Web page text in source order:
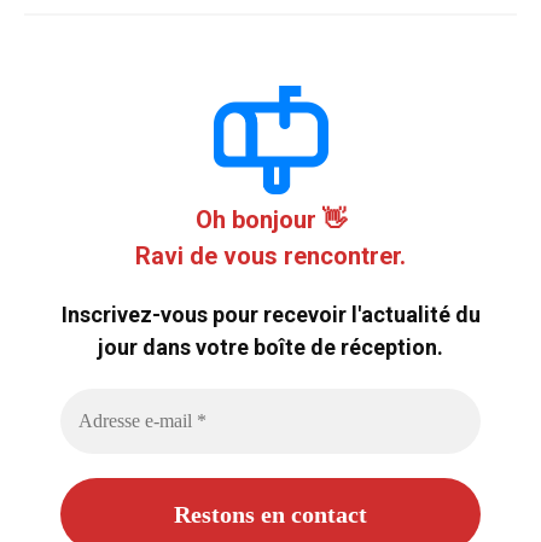
Oh bonjour 👋
Ravi de vous rencontrer.
Inscrivez-vous pour recevoir l'actualité du
jour dans votre boîte de réception.